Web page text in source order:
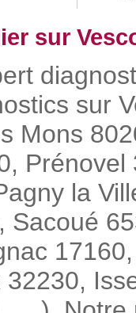
sur
sur
Mons
la
Sacoué